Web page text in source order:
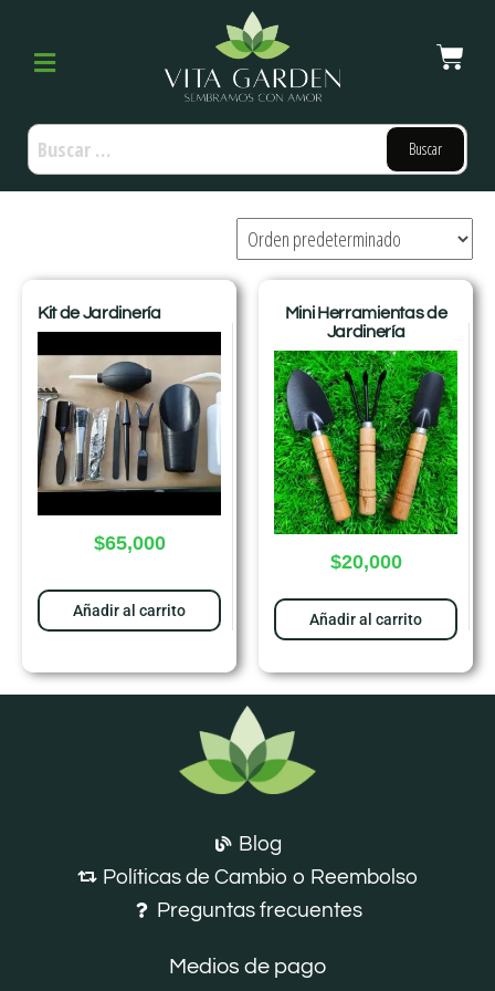
Kit de Jardinería
$65,000
Añadir al carrito
Mini Herramientas de
Jardinería
$20,000
Añadir al carrito
Blog
Políticas de Cambio o Reembolso
Preguntas frecuentes
Medios de pago